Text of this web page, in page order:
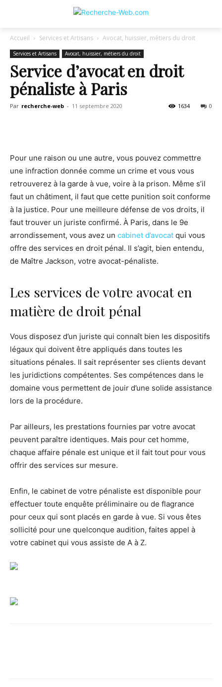
Accueil Services et Artisans Avocat, huissier, métiers du droit
Services et Artisans Avocat, huissier, métiers du droit
Service d’avocat en droit
pénaliste à Paris
Par recherche-web - 11 septembre 2020 0
1634
Pour une raison ou une autre, vous pouvez commettre
une infraction donnée comme un crime et vous vous
retrouverez à la garde à vue, voire à la prison. Même s’il
faut un châtiment, il faut que cette punition soit conforme
à la justice. Pour une meilleure défense de vos droits, il
faut trouver un juriste confirmé. À Paris, dans le 9e
arrondissement, vous avez un cabinet d’avocat qui vous
offre des services en droit pénal. Il s’agit, bien entendu,
de Maître Jackson, votre avocat-pénaliste.
Les services de votre avocat en
matière de droit pénal
Vous disposez d’un juriste qui connaît bien les dispositifs
légaux qui doivent être appliqués dans toutes les
situations pénales. Il sait représenter ses clients devant
les juridictions compétentes. Ses compétences dans le
domaine vous permettent de jouir d’une solide assistance
lors de la procédure.
Par ailleurs, les prestations fournies par votre avocat
peuvent paraître identiques. Mais pour cet homme,
chaque affaire pénale est unique et il fait tout pour vous
offrir des services sur mesure.
Enfin, le cabinet de votre pénaliste est disponible pour
effectuer toute enquête préliminaire ou de flagrance
pour ceux qui sont placés en garde à vue. Si vous êtes
sollicité pour une quelconque audition, faites appel à
votre cabinet qui vous assiste de A à Z.